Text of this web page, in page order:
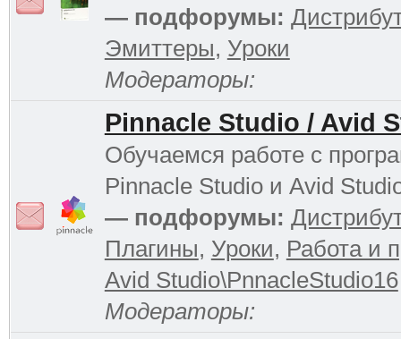
— подфорумы:
Эмиттеры, Уроки
Модераторы:
Pinnacle Studio / Avid
Обучаемся работе с
Pinnacle Studio и Avid
— подфорумы:
Плагины, Уроки, Работа и
Avid Studio\PnnacleStudio16
Модераторы: